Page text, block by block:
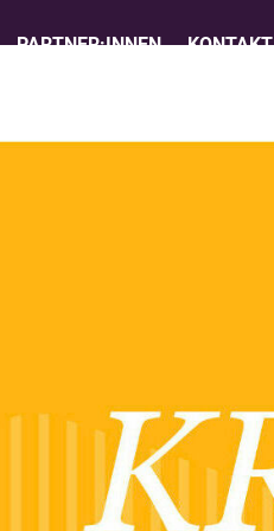
PARTNER:INNEN KONTAKT